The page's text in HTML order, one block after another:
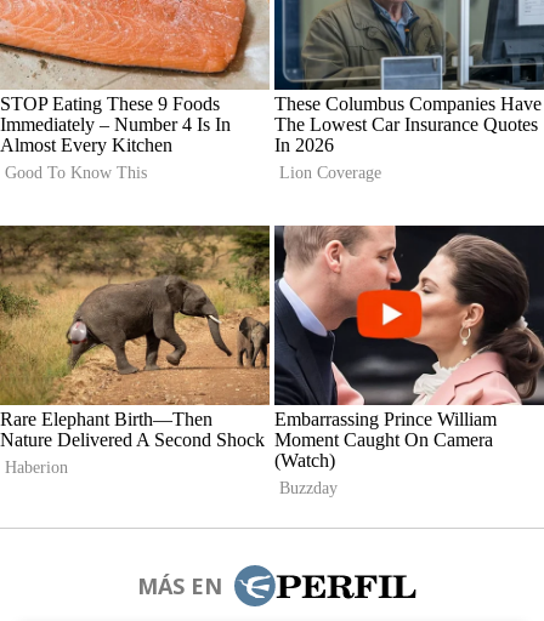
MÁS EN